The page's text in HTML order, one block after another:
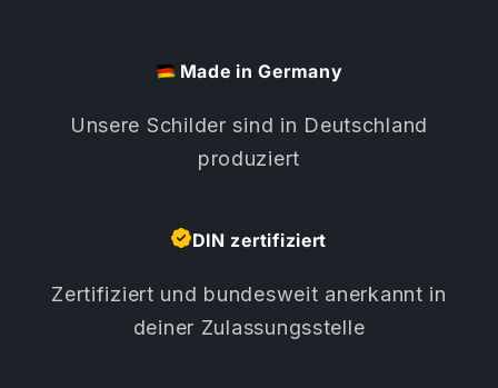
Made in Germany
Unsere Schilder sind in Deutschland
produziert
DIN zertifiziert
Zertifiziert und bundesweit anerkannt in
deiner Zulassungsstelle